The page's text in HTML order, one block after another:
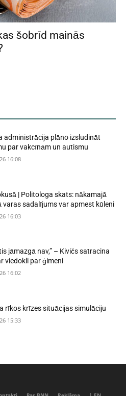
šobrīd mainās
administrācija plāno izsludināt
par vakcīnām un autismu
16:08
| Politologa skats: nākamajā
varas sadalījums var apmest kūleni
16:03
jāmazgā nav,” – Kivičs satracina
viedokli par ģimeni
16:02
rīkos krīzes situācijas simulāciju
15:33